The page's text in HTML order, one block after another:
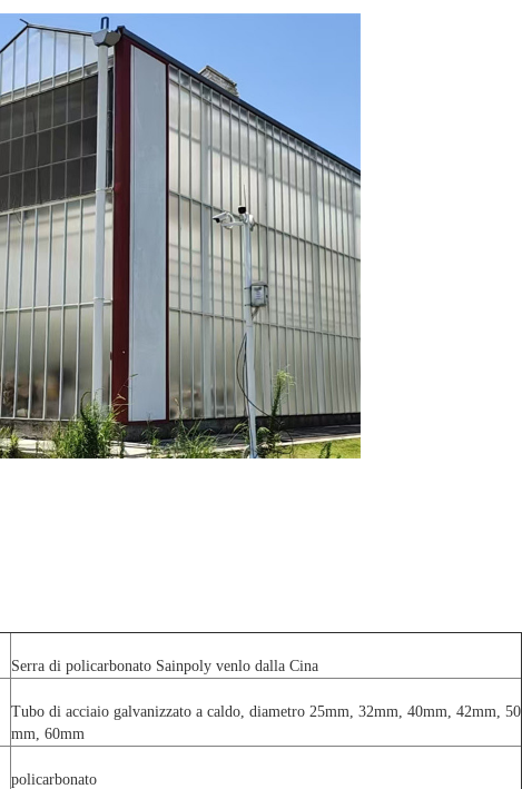
Serra di policarbonato Sainpoly venlo dalla Cina
Tubo di acciaio galvanizzato a caldo, diametro 25mm, 32mm, 40mm, 42mm, 50
mm, 60mm
policarbonato